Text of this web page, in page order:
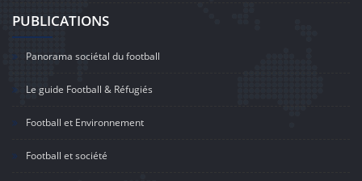
PUBLICATIONS
Panorama sociétal du football
Le guide Football & Réfugiés
Football et Environnement
Football et société